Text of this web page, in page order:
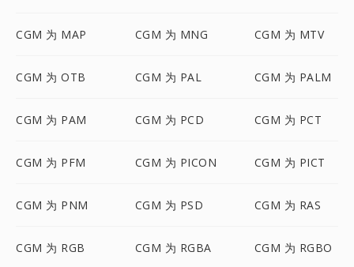
CGM 为 MAP CGM 为 MNG CGM 为 MTV
CGM 为 OTB CGM 为 PAL CGM 为 PALM
CGM 为 PAM CGM 为 PCD CGM 为 PCT
CGM 为 PFM CGM 为 PICON CGM 为 PICT
CGM 为 PNM CGM 为 PSD CGM 为 RAS
CGM 为 RGB CGM 为 RGBA CGM 为 RGBO